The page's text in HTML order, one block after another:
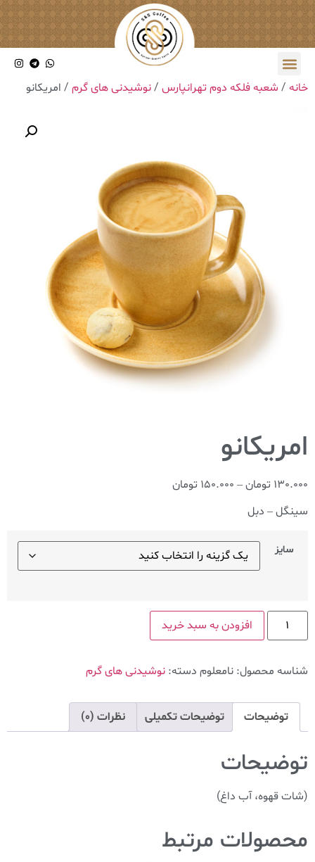
خانه / شعبه فلکه دوم تهرانپارس /نوشیدنی های گرم / ‎امریکانو
130.000 تومان–
150.000 تومان
سینگل – دبل
سایز
افزودن به سبد خرید
شناسه محصول: نامعلوم دسته: نوشیدنی های گرم
توضیحات توضیحات تکمیلی نظرات (0)
توضیحات
(شات قهوه، آب داغ)
محصولات مرتبط